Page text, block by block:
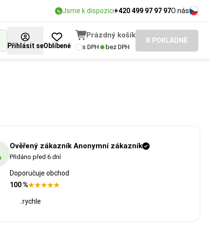
Jsme k dispozici+420 499 97 97 97O nás
Přihlásit seOblíbené
Prázdný košík
s DPH bez DPH
K POKLADNĚ
Ověřený zákazník Anonymní zákazník
Přidáno před 6 dní
Doporučuje obchod
100 %
..rychle